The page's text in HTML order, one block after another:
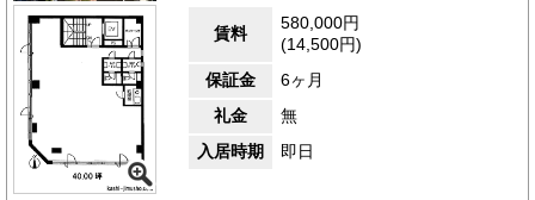
賃料
580,000円
(14,500円)
保証金
6ヶ月
礼金
無
入居時期
即日